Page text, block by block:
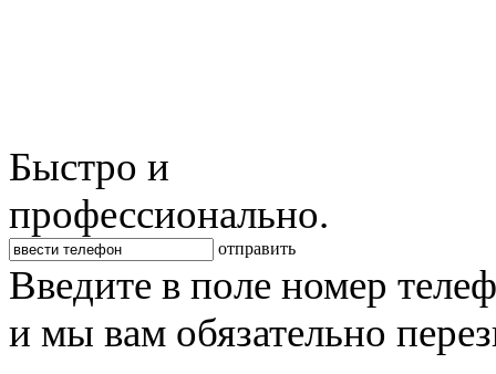
Быстро и
профессионально.
отправить
Введите в поле номер
и мы вам обязательно